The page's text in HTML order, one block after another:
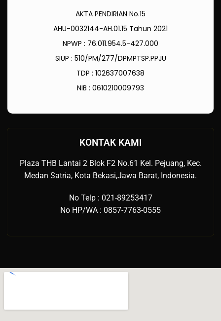
AKTA PENDIRIAN No.15
AHU-0032144-AH.01.15 Tahun 2021
NPWP : 76.011.954.5-427.000
SIUP : 510/PM/277/DPMPTSP.PPJU
TDP : 102637007638
NIB : 0610210009793
KONTAK KAMI
Plaza THB Lantai 2 Blok F2 No.61 Kel. Pejuang, Kec.
Medan Satria, Kota Bekasi,Jawa Barat, Indonesia.
No Telp : 021-89253417
No HP/WA : 0857-7763-0555